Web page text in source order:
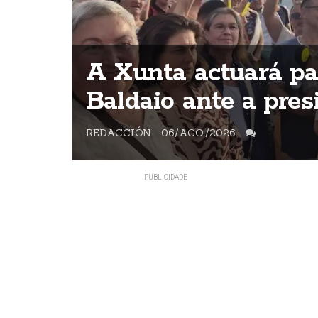
A Xunta actuará
Baldaio ante a
REDACCIÓN 06/AGO./2026
A veciñanza mantñen a